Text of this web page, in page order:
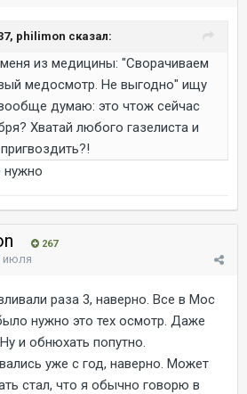
philimon сказал:
из медицины: "Сворачиваем
медосмотр. Не выгодно" ищу
думаю: это чтож сейчас
Хватай любого газелиста и
нужно
267
июля
раза 3, наверно. Все в Мос
нужно это тех осмотр. Даже
и обнюхать попутно.
уже с год, наверно. Может
стал, что я обычно говорю в